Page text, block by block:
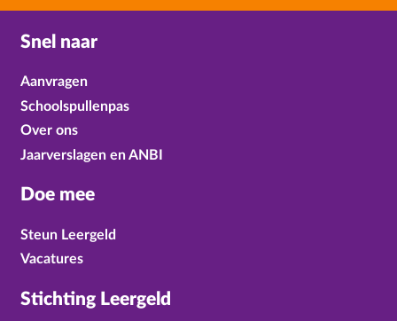
Snel naar
Aanvragen
Schoolspullenpas
Over ons
Jaarverslagen en ANBI
Doe mee
Steun Leergeld
Vacatures
Stichting Leergeld